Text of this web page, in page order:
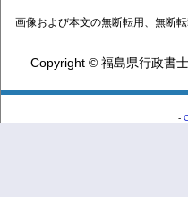
画像および本文の無断転用、無断
Copyright © 福島県行政書
-